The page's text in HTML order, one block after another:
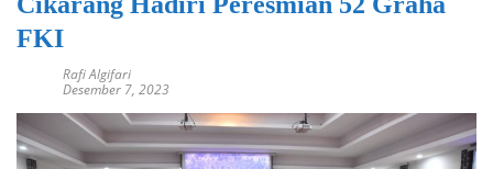
FKI
Rafi Algifari
Desember 7, 2023